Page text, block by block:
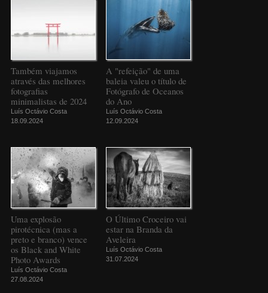
Também viajamos
através das melhores
fotografias
minimalistas de 2024
Luís Octávio Costa
18.09.2024
A "refeição" de uma
baleia valeu o título de
Fotógrafo de Oceanos
do Ano
Luís Octávio Costa
12.09.2024
Uma explosão
pirotécnica (mas a
preto e branco) vence
os Black and White
Photo Awards
Luís Octávio Costa
27.08.2024
O Último Croceiro vai
estar na Branda da
Aveleira
Luís Octávio Costa
31.07.2024